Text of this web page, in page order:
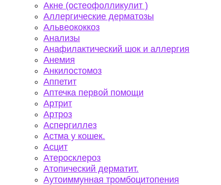
Акне (остеофолликулит )
Аллергические дерматозы
Альвеококкоз
Анализы
Анафилактический шок и аллергия
Анемия
Анкилостомоз
Аппетит
Аптечка первой помощи
Артрит
Артроз
Аспергиллез
Астма у кошек.
Асцит
Атеросклероз
Атопический дерматит.
Аутоиммунная тромбоцитопения